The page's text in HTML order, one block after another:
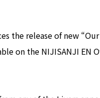
the release of new
on the NIJISANJI EN